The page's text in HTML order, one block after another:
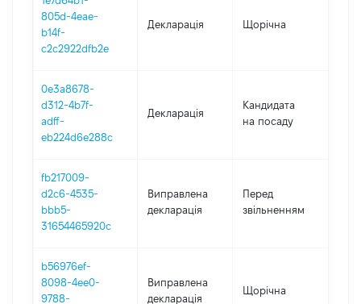
805d-4eae-
b14f-
c2c2922dfb2e
Декларація Щорічна
0e3a8678-
d312-4b7f-
adff-
eb224d6e288c
Декларація
Кандидата
на посаду
fb217009-
d2c6-4535-
bbb5-
31654465920c
Виправлена
декларація
Перед
звільненням
b56976ef-
8098-4ee0-
9788-
Виправлена
декларація
Щорічна